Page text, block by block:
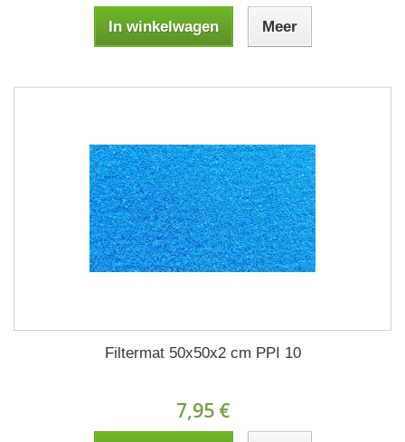
In winkelwagen Meer
Filtermat 50x50x2 cm PPI 10
7,95 €